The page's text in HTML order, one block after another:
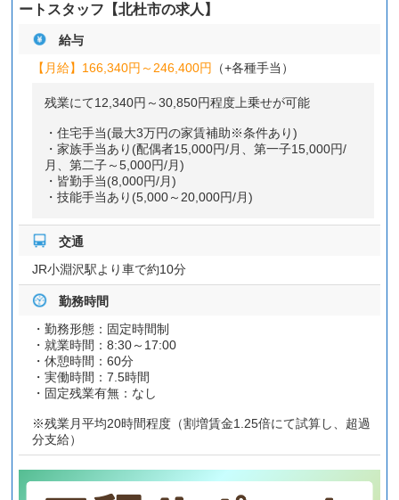
ートスタッフ【北杜市の求人】
給与
【月給】 166,340円～246,400円 （+各種手当）
残業にて12,340円～30,850円程度上乗せが可能
・住宅手当(最大3万円の家賃補助※条件あり)
・家族手当あり(配偶者15,000円/月、第一子15,000円/
月、第二子～5,000円/月)
・皆勤手当(8,000円/月)
・技能手当あり(5,000～20,000円/月)
交通
JR小淵沢駅より車で約10分
勤務時間
・勤務形態：固定時間制
・就業時間：8:30～17:00
・休憩時間：60分
・実働時間：7.5時間
・固定残業有無：なし
※残業月平均20時間程度（割増賃金1.25倍にて試算し、超過
分支給）